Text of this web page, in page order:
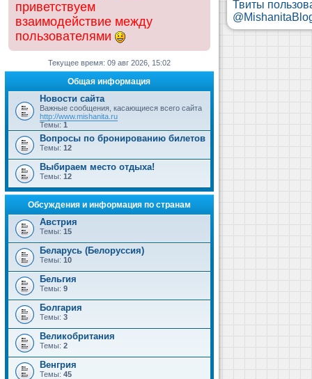
приветствуем
взаимодействие между
пользователями
Текущее время: 09 авг 2026, 15:02
Общая информация
Новости сайта
Важные сообщения, касающиеся всего сайта
http://www.mishanita.ru
Темы: 1
Вопросы по бронированию билетов
Темы: 12
Выбираем место отдыха!
Темы: 12
Обсуждения и информация по странам
Австрия
Темы: 15
Беларусь (Белоруссия)
Темы: 10
Бельгия
Темы: 9
Болгария
Темы: 3
Великобритания
Темы: 2
Венгрия
Темы: 45
Твиты